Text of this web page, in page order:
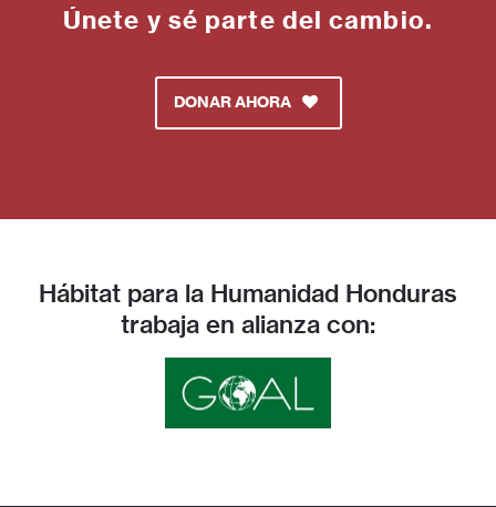
Únete y sé parte del cambio.
DONAR AHORA
Hábitat para la Humanidad Honduras
trabaja en alianza con: